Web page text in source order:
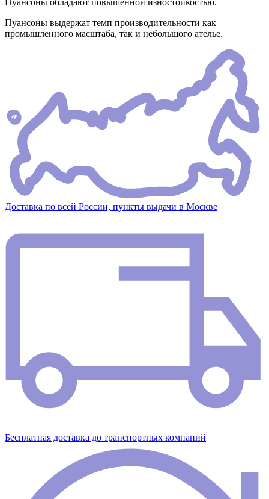
Пуансоны обладают повышенной изностойкостью.
Пуансоны выдержат темп производительности как
промышленного масштаба, так и небольшого ателье.
Доставка по всей России, пункты выдачи в Москве
Бесплатная доставка до транспортных компаний